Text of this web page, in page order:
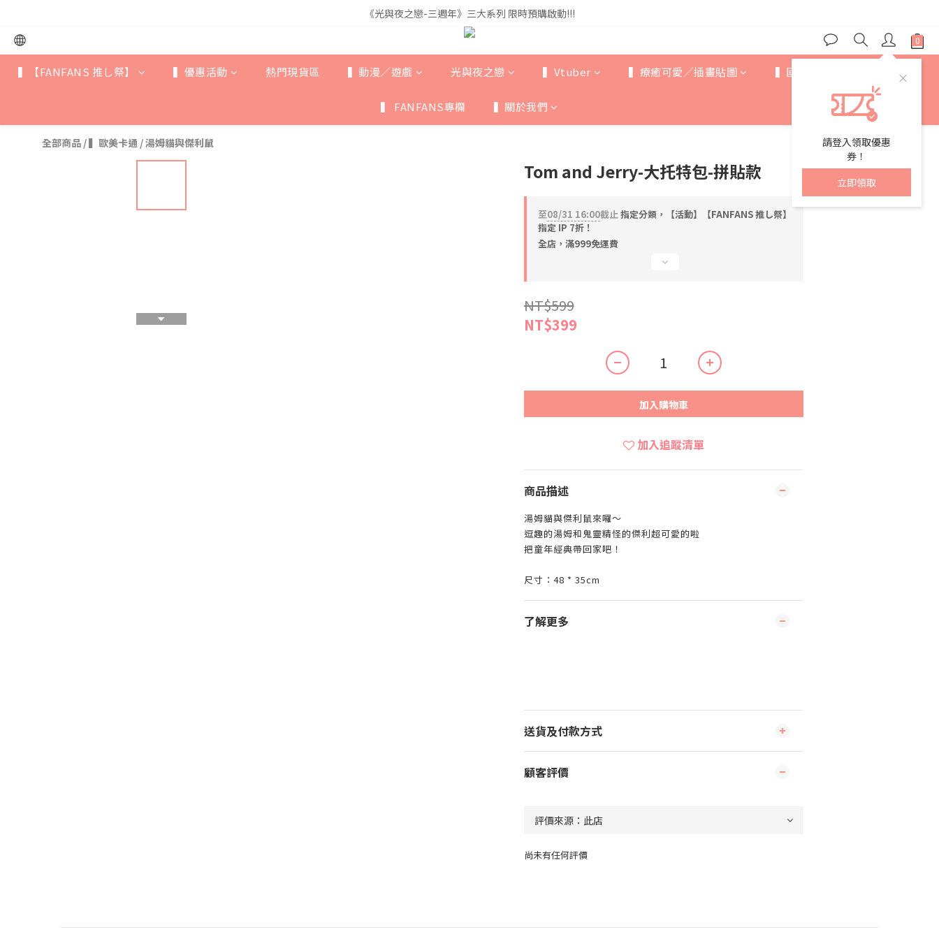
《光與夜之戀-三週年》三大系列 限時預購啟動!!!
《光與夜之戀-三週年》三大系列 限時預購啟動!!!
全館滿$999即享免運🚛
《光與夜之戀-三週年》三大系列 限時預購啟動!!!
請登入領取優惠
券！
立即領取
▍【FANFANS 推し祭】 ▍優惠活動 熱門現貨區 ▍動漫／遊戲 光與夜之戀 ▍Vtuber ▍療癒可愛／插畫貼圖 ▍國際IP ▍歐美卡通
▍ FANFANS專欄 ▍關於我們
全部商品 /▍歐美卡通 /湯姆貓與傑利鼠
Tom and Jerry-大托特包-拼貼款
至08/31 16:00截止指定分類，【活動】【FANFANS 推し祭】
指定 IP 7折！
全店，滿999免運費
NT$599
NT$399
加入購物車
加入追蹤清單
商品描述
湯姆貓與傑利鼠來囉～
逗趣的湯姆和鬼靈精怪的傑利超可愛的啦
把童年經典帶回家吧！
尺寸：48 * 35cm
了解更多
送貨及付款方式
顧客評價
尚未有任何評價